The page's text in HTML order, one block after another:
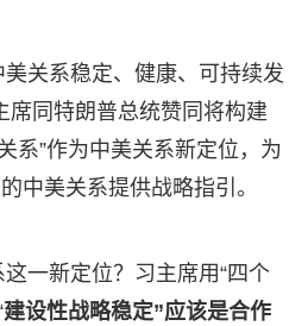
关系稳定、健康、可持续发
席同特朗普总统赞同将构建
系”作为中美关系新定位，为
中美关系提供战略指引。
一新定位？习主席用“四个
建设性战略稳定”应该是合作